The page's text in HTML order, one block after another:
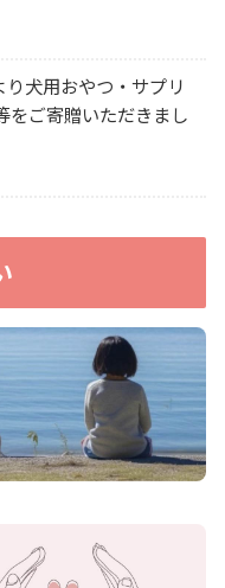
り犬用おやつ・サプリ
をご寄贈いただきまし